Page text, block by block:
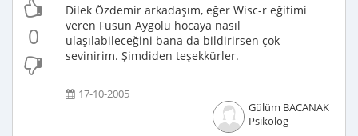
0
Dilek Özdemir arkadaşım, eğer Wisc-r eğitimi
veren Füsun Aygölü hocaya nasıl
ulaşılabileceğini bana da bildirirsen çok
sevinirim. Şimdiden teşekkürler.
17-10-2005
Gülüm BACANAK
Psikolog